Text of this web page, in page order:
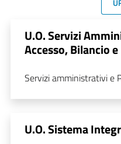
U.O. Servizi
Accesso, Bilancio
Servizi amministrativi e
U.O. Sistema